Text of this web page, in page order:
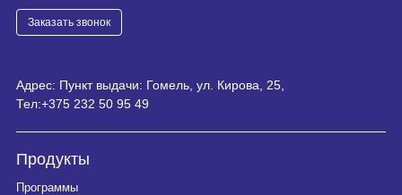
магазинов и кафе.
«EvaBakery» с
отдельной зоной для
Заказать звонок
Адрес: Пункт выдачи: Гомель, ул. Кирова, 25,
Тел:+375 232 50 95 49
Продукты
Программы